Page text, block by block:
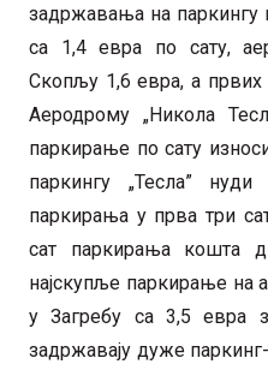
задржавања на паркингу
са 1,4 евра по сату,
Скопљу 1,6 евра, а првих
Аеродрому „Никола
паркирање по сату
паркингу „Тесла”
паркирања у прва три
сат паркирања кошта
најскупље паркирање на
у Загребу са 3,5 евра
задржавају дуже